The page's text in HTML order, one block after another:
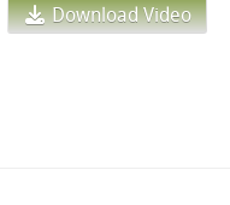
Download Video